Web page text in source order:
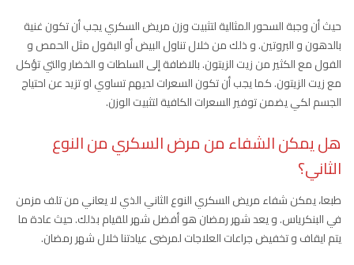
حيث أن وجبة السحور المثالية لتثبيت وزن مريض السكري يجب أن تكون غنية
بالدهون و البروتين. و ذلك من خلال تناول البيض أو البقول مثل الحمص و
الفول مع الكثير من زيت الزيتون. بالاضافة إلى السلطات و الخضار والتي تؤكل
مع زيت الزيتون. كما يجب أن تكون السعرات لديهم تساوي او تزيد عن احتياج
الجسم لكي يضمن توفير السعرات الكافية لتثبيت الوزن.
هل يمكن الشفاء من مرض السكري من النوع
الثاني؟
طبعا، يمكن شفاء مريض السكري النوع الثاني الذي لا يعاني من تلف مزمن
في البنكرياس. و يعد شهر رمضان هو أفضل شهر للقيام بذلك. حيث عادة ما
يتم ايقاف و تخفيض جراعات العلاجات لمرضى عيادتنا خلال شهر رمضان.